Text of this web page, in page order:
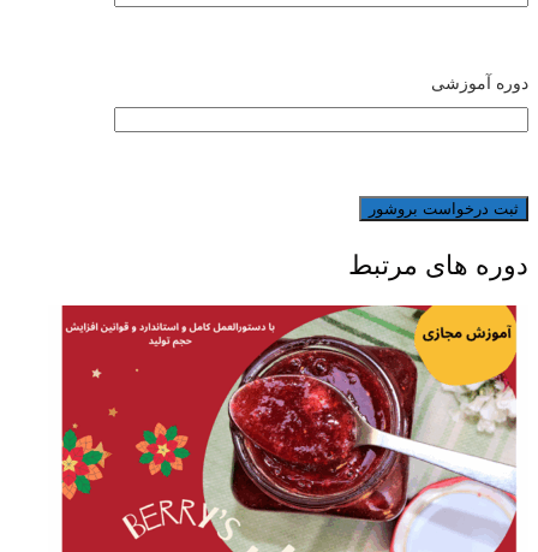
دوره آموزشی
دوره های مرتبط